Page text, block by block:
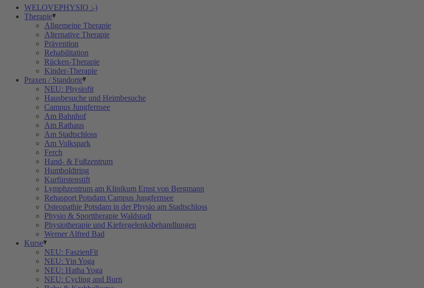
WELOVEPHYSIO :-)
Therapie
Allgemeine Therapie
Alternative Therapie
Prävention
Rehabilitation
Rücken-Therapie
Kinder-Therapie
Praxen / Standorte
NEU: Physiofit
Hausbesuche und Heimbesuche
Campus Jungfernsee
Am Bahnhof
Am Rathaus
Am Stadtschloss
Am Volkspark
Ferch
Hand- & Fußzentrum
Humboldtring
Kurfürstenstift
Lymphzentrum am Klinikum Ernst von Bergmann
Rehasport Potsdam Campus Jungfernsee
Osteopathie Potsdam in der Physio am Stadtschloss
Physio & Sporttherapie Waldstadt
Physiotherapie und Kiefergelenksbehandlungen
Werner Alfred Bad
Kurse
NEU: FaszienFit
NEU: Yin Yoga
NEU: Hatha Yoga
NEU: Cycling and Burn